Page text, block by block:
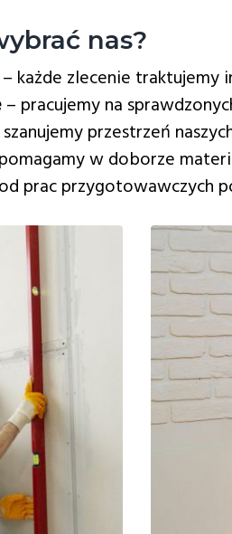
nas?
każde zlecenie traktujemy
– pracujemy na
przestrzeń
w doborze
prac przygotowawczych